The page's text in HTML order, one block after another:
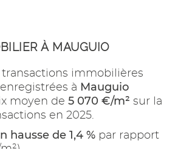
À MAUGUIO
transactions immobilières
à Mauguio
moyen de 5 070 €/m² sur la
en 2025.
hausse de 1,4 % par rapport